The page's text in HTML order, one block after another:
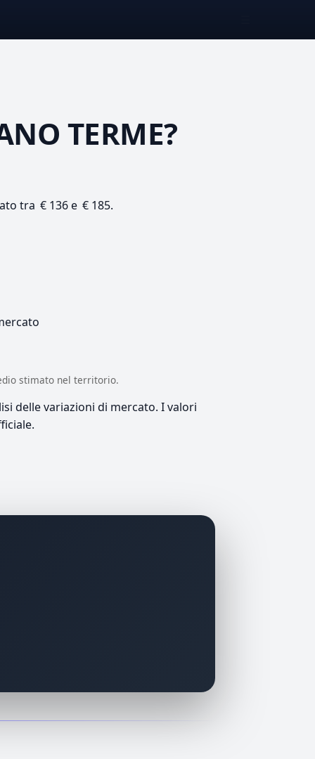
TERME?
tra € 136 e € 185.
stimato nel territorio.
delle variazioni di mercato. I valori